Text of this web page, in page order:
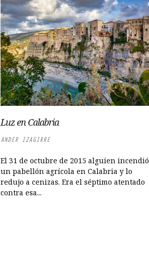
Luz en Calabria
ANDER IZAGIRRE
El 31 de octubre de 2015 alguien incendió
un pabellón agrícola en Calabria y lo
redujo a cenizas. Era el séptimo atentado
contra esa...